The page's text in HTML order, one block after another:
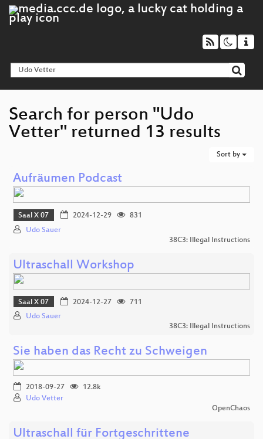
Search for person "Udo
Vetter" returned 13 results
Sort by
Aufräumen Podcast
Saal X 07 2024-12-29
831
Udo Sauer
38C3: Illegal Instructions
Ultraschall Workshop
Saal X 07 2024-12-27
711
Udo Sauer
38C3: Illegal Instructions
Sie haben das Recht zu Schweigen
2018-09-27
12.8k
Udo Vetter
OpenChaos
Ultraschall für Fortgeschrittene